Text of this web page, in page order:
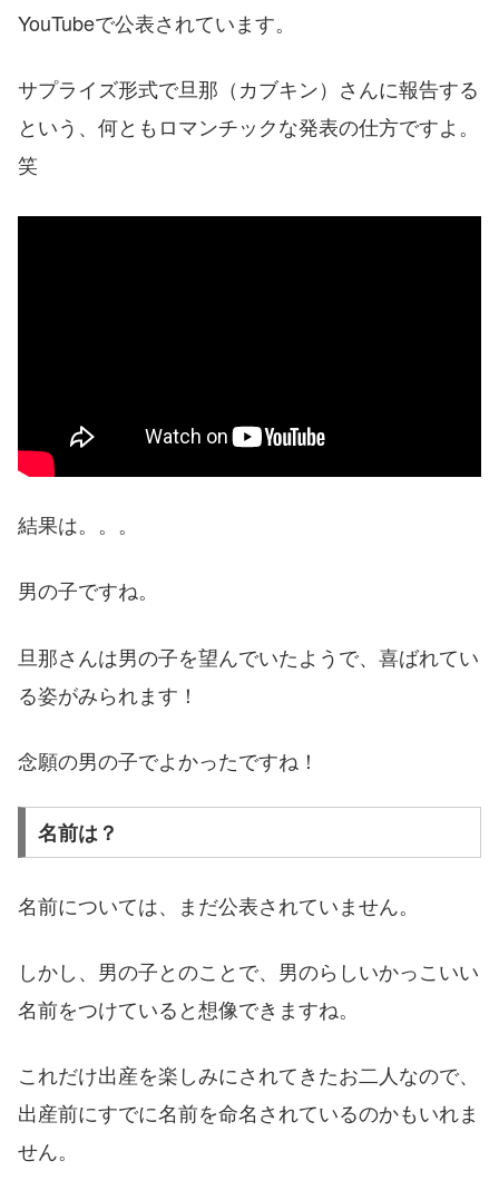
YouTubeで公表されています。
サプライズ形式で旦那（カブキン）さんに報告する
という、何ともロマンチックな発表の仕方ですよ。
笑
結果は。。。
男の子ですね。
旦那さんは男の子を望んでいたようで、喜ばれてい
る姿がみられます！
念願の男の子でよかったですね！
名前は？
名前については、まだ公表されていません。
しかし、男の子とのことで、男のらしいかっこいい
名前をつけていると想像できますね。
これだけ出産を楽しみにされてきたお二人なので、
出産前にすでに名前を命名されているのかもいれま
せん。